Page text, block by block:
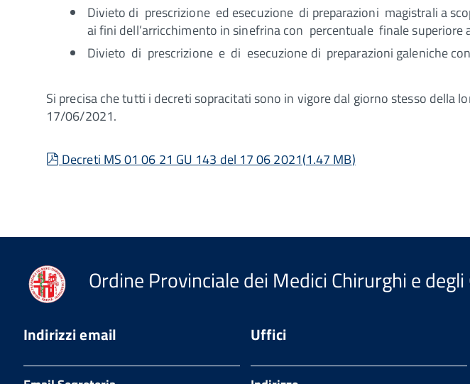
Divieto di prescrizione ed esecuzione di preparazioni magistrali a
ai fini dell’arricchimento in sinefrina con percentuale finale superiore
Divieto di prescrizione e di esecuzione di preparazioni galeniche
Si precisa che tutti i decreti sopracitati sono in vigore dal giorno stesso della
17/06/2021.
pdf
Decreti MS 01 06 21 GU 143 del 17 06 2021(1.47 MB)
Ordine Provinciale dei Medici Chirurghi e
Indirizzi email Uffici